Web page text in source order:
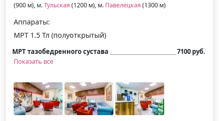
(900 м), м.Тульская (1200 м), м. Павелецкая (1300 м)
Аппараты:
МРТ 1.5 Тл (полуоткрытый)
МРТ тазобедренного сустава
7100 руб.
Показать все